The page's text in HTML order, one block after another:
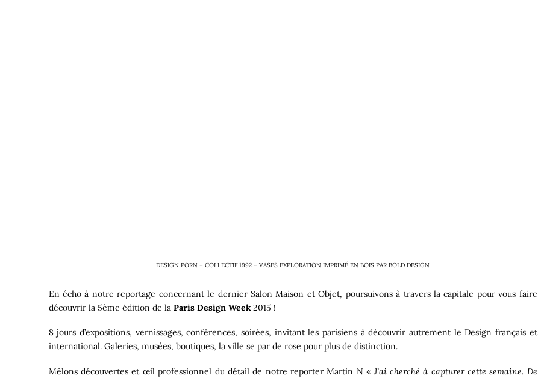
DESIGN PORN – COLLECTIF 1992 – VASES EXPLORATION IMPRIMÉ EN BOIS PARBOLD DESIGN
En écho à notre reportage concernant le dernier SalonMaison et Objet, poursuivons à travers la capitale pour vous faire
découvrir la 5ème édition de la Paris Design Week2015 !
8 jours d’expositions, vernissages, conférences, soirées, invitant les parisiens à découvrir autrement le Design français et
international. Galeries, musées, boutiques, la ville se par de rose pour plus de distinction.
Mêlons découvertes et œil professionnel du détail de notre reporter Martin N «J’ai cherché à capturer cette semaine. De